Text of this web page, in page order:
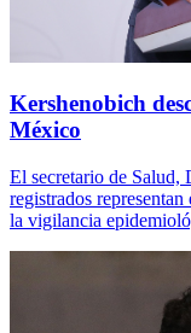
Kershenobich
México
El secretario de Salud,
registrados
la vigilancia